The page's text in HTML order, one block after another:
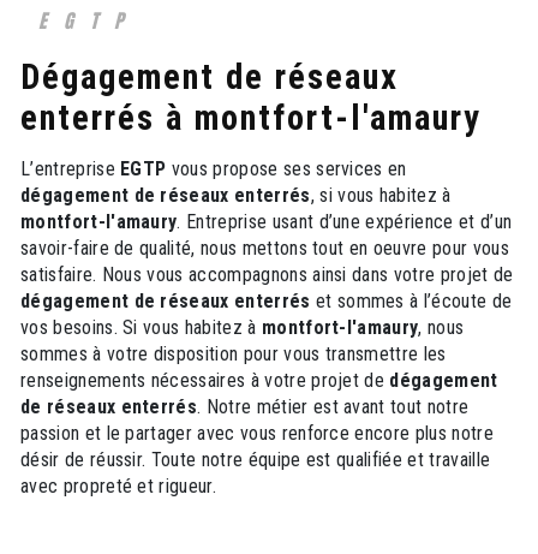
EGTP
dégagement de réseaux
enterrés à montfort-l'amaury
L’entreprise EGTP vous propose ses services en
dégagement de réseaux enterrés, si vous habitez à
montfort-l'amaury. Entreprise usant d’une expérience et d’un
savoir-faire de qualité, nous mettons tout en oeuvre pour vous
satisfaire. Nous vous accompagnons ainsi dans votre projet de
dégagement de réseaux enterrés et sommes à l’écoute de
vos besoins. Si vous habitez à montfort-l'amaury, nous
sommes à votre disposition pour vous transmettre les
renseignements nécessaires à votre projet de dégagement
de réseaux enterrés. Notre métier est avant tout notre
passion et le partager avec vous renforce encore plus notre
désir de réussir. Toute notre équipe est qualifiée et travaille
avec propreté et rigueur.